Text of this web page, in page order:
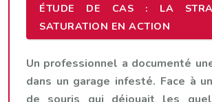
ÉTUDE DE CAS : LA
SATURATION EN ACTION
Un professionnel a documenté
dans un garage infesté. Face à